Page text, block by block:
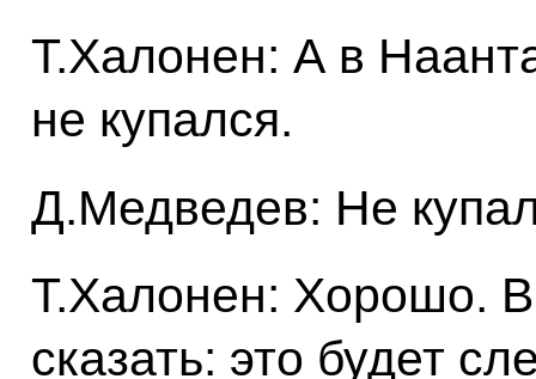
Т.Халонен: А в
не купался.
Д.Медведев: Не
Т.Халонен: Хорошо.
сказать: это будет